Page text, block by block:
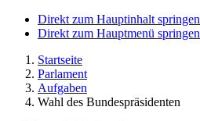
Direkt zum Hauptinhalt springen
Direkt zum Hauptmenü springen
Startseite
Parlament
Aufgaben
Wahl des Bundespräsidenten